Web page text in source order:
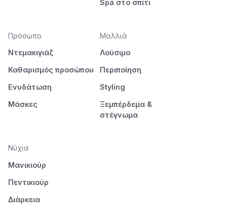
Spa στο σπίτι
Πρόσωπο
Ντεμακιγιάζ
Καθαρισμός προσώπου
Ενυδάτωση
Μάσκες
Μαλλιά
Λούσιμο
Περιποίηση
Styling
Ξεμπέρδεμα &
στέγνωμα
Νύχια
Μανικιούρ
Πεντικιούρ
Διάρκεια